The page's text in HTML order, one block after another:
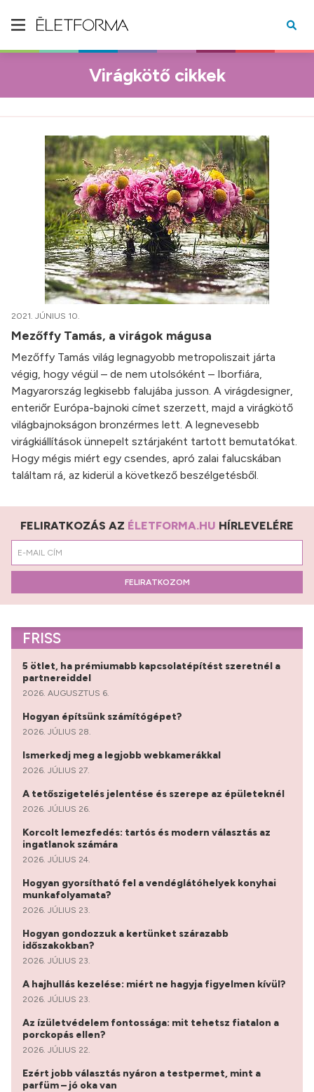
Virágkötő cikkek
2021. JÚNIUS 10.
Mezőffy Tamás, a virágok mágusa
Mezőffy Tamás világ legnagyobb metropoliszait járta
végig, hogy végül – de nem utolsóként – Iborfiára,
Magyarország legkisebb falujába jusson. A virágdesigner,
enteriőr Európa-bajnoki címet szerzett, majd a virágkötő
világbajnokságon bronzérmes lett. A legnevesebb
virágkiállítások ünnepelt sztárjaként tartott bemutatókat.
Hogy mégis miért egy csendes, apró zalai falucskában
találtam rá, az kiderül a következő beszélgetésből.
FELIRATKOZÁS AZ ÉLETFORMA.HU HÍRLEVELÉRE
FELIRATKOZOM
FRISS
5 ötlet, ha prémiumabb kapcsolatépítést szeretnél a
partnereiddel
2026. AUGUSZTUS 6.
Hogyan építsünk számítógépet?
2026. JÚLIUS 28.
Ismerkedj meg a legjobb webkamerákkal
2026. JÚLIUS 27.
A tetőszigetelés jelentése és szerepe az épületeknél
2026. JÚLIUS 26.
Korcolt lemezfedés: tartós és modern választás az
ingatlanok számára
2026. JÚLIUS 24.
Hogyan gyorsítható fel a vendéglátóhelyek konyhai
munkafolyamata?
2026. JÚLIUS 23.
Hogyan gondozzuk a kertünket szárazabb
időszakokban?
2026. JÚLIUS 23.
A hajhullás kezelése: miért ne hagyja figyelmen kívül?
2026. JÚLIUS 23.
Az ízületvédelem fontossága: mit tehetsz fiatalon a
porckopás ellen?
2026. JÚLIUS 22.
Ezért jobb választás nyáron a testpermet, mint a
parfüm – jó oka van